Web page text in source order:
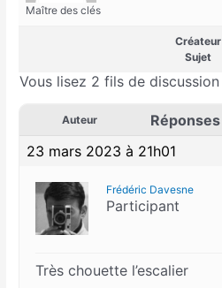
Maître des clés
Créateur
Sujet
Vous lisez 2 fils de discussion
Auteur
Réponses
23 mars 2023 à 21h01
Frédéric Davesne
Participant
Très chouette l’escalier